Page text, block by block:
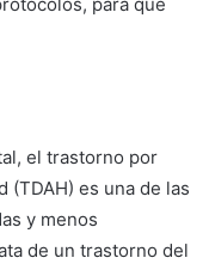
el trastorno por
es una de las
y menos
de un trastorno del